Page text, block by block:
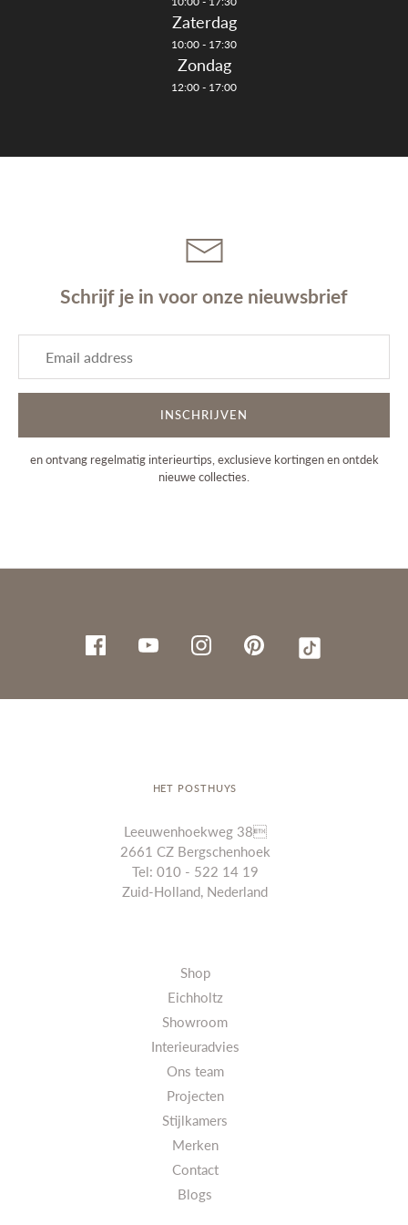
Zaterdag
10:00 - 17:30
Zondag
12:00 - 17:00
Schrijf je in voor onze nieuwsbrief
INSCHRIJVEN
en ontvang regelmatig interieurtips, exclusieve kortingen en ontdek
nieuwe collecties.
HET POSTHUYS
Leeuwenhoekweg 38
2661 CZ Bergschenhoek
Tel: 010 - 522 14 19
Zuid-Holland, Nederland
Shop
Eichholtz
Showroom
Interieuradvies
Ons team
Projecten
Stijlkamers
Merken
Contact
Blogs